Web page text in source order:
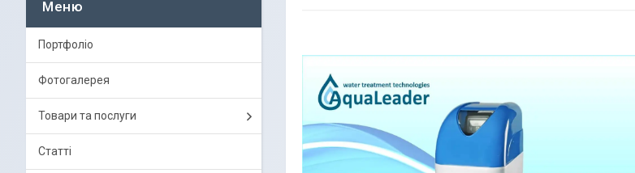
Портфоліо
Фотогалерея
Товари та послуги
Статті